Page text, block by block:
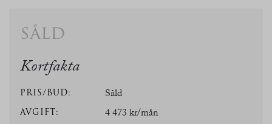
såld
Kortfakta
PRIS/BUD: Såld
AVGIFT: 4 473 kr/mån